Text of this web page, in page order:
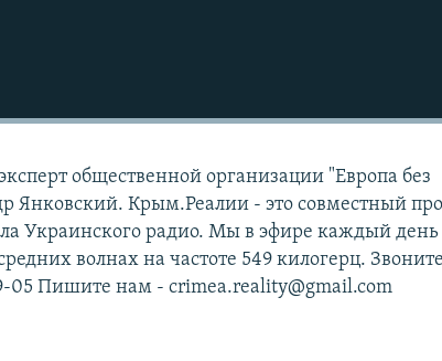
общественной организации "Европа без
Янковский. Крым.Реалии - это совместный
Украинского радио. Мы в эфире каждый день
волнах на частоте 549 килогерц.
05 Пишите нам - crimea.reality@gmail.com